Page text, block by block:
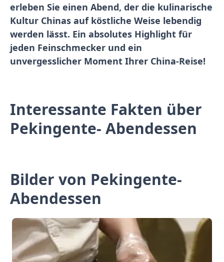
erleben Sie einen Abend, der die kulinarische
Kultur Chinas auf köstliche Weise lebendig
werden lässt. Ein absolutes Highlight für
jeden Feinschmecker und ein
unvergesslicher Moment Ihrer China-Reise!
Interessante Fakten über
Pekingente- Abendessen
Bilder von Pekingente-
Abendessen